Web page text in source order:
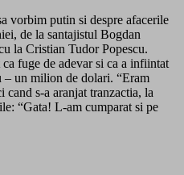
vorbim putin si despre afacerile
de la santajistul Bogdan
la Cristian Tudor Popescu.
fuge de adevar si ca a infiintat
un milion de dolari. “Eram
s-a aranjat tranzactia, la
“Gata! L-am cumparat si pe